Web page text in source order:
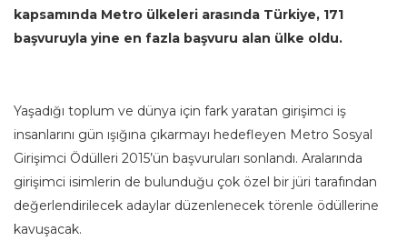
kapsamında Metro ülkeleri arasında Türkiye, 171
başvuruyla yine en fazla başvuru alan ülke oldu.
Yaşadığı toplum ve dünya için fark yaratan girişimci iş
insanlarını gün ışığına çıkarmayı hedefleyen Metro Sosyal
Girişimci Ödülleri 2015’ün başvuruları sonlandı. Aralarında
girişimci isimlerin de bulunduğu çok özel bir jüri tarafından
değerlendirilecek adaylar düzenlenecek törenle ödüllerine
kavuşacak.